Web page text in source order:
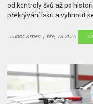
od kontroly švů až po
překrývání laku a vyhnout
Luboš Krbec | bře, 13 2026